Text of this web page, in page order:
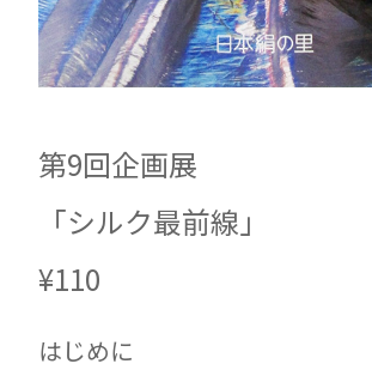
第9回企画展
「シルク最前線」
¥110
はじめに